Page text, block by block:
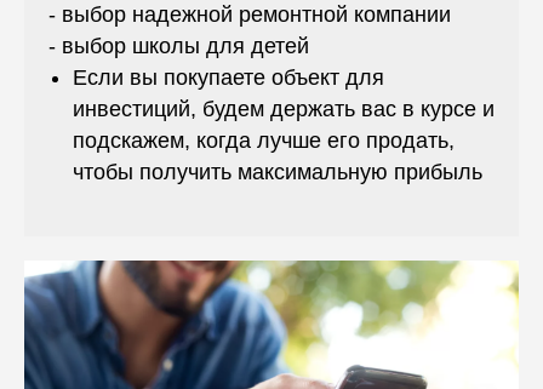
- выбор надежной ремонтной компании
- выбор школы для детей
Если вы покупаете объект для
инвестиций, будем держать вас в курсе и
подскажем, когда лучше его продать,
чтобы получить максимальную прибыль